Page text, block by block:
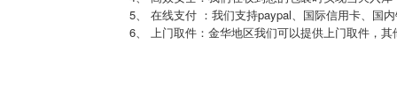
5、 在线支付 ：我们支持paypal、国际信用卡、国
6、 上门取件：金华地区我们可以提供上门取件，